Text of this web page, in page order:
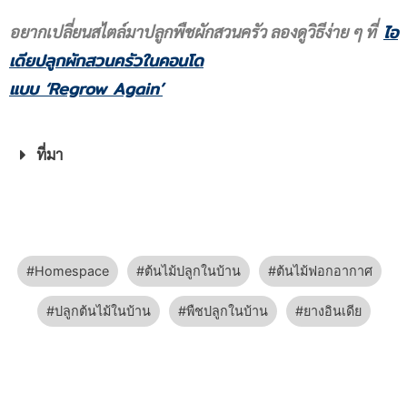
อยากเปลี่ยนสไตล์มาปลูกพืชผักสวนครัว ลองดูวิธีง่าย ๆ ที่ไอ
เดียปลูกผักสวนครัวในคอนโด
แบบ‘Regrow Again’
ที่มา
Homespace ต้นไม้ปลูกในบ้าน ต้นไม้ฟอกอากาศ
ปลูกต้นไม้ในบ้าน พืชปลูกในบ้าน ยางอินเดีย